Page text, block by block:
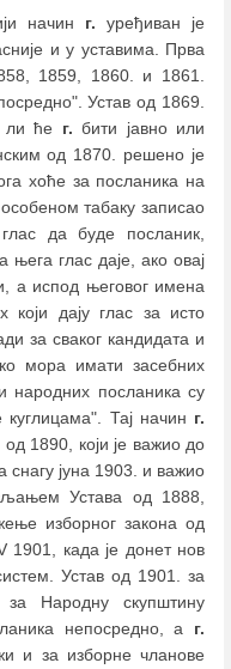
начин г. уређиван је
и у уставима. Прва
1859, 1860. и 1861.
Устав од 1869.
ли ће г. бити јавно или
од 1870. решено је
хоће за посланика на
табаку записао
да буде посланик,
глас даје, ако овај
а испод његовог имена
дају глас за исто
за сваког кандидата и
мора имати засебних
народних посланика су
куглицама". Тај начин г.
1890, који је важио до
снагу јуна 1903. и важио
Устава од 1888,
изборног закона од
1901, када је донет нов
Устав од 1901. за
Народну скупштину
непосредно, а г.
и за изборне чланове